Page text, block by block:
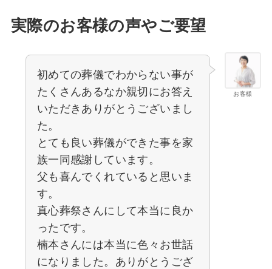
実際のお客様の声やご要望
お客様
初めての葬儀でわからない事が
たくさんあるなか親切にお答え
いただきありがとうございまし
た。
とても良い葬儀ができた事を家
族一同感謝しています。
父も喜んでくれていると思いま
す。
真心葬祭さんにして本当に良か
ったです。
楠本さんには本当に色々お世話
になりました。ありがとうござ